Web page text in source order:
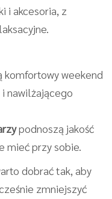
i akcesoria, z
komfortowy weekend
i nawilżającego
podnoszą jakość
mieć przy sobie.
dobrać tak, aby
zmniejszyć